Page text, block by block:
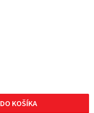
DO KOŠÍKA